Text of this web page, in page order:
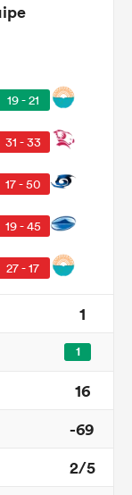
19 - 21
31 - 33
17 - 50
19 - 45
27 - 17
1
1
16
-69
2/5